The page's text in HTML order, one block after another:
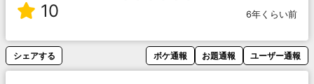
10 6年くらい前
シェアする ボケ通報 お題通報 ユーザー通報